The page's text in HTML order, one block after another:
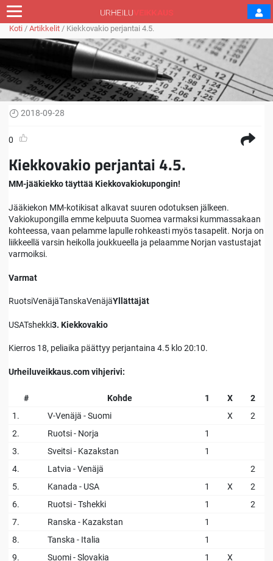
Koti / Artikkelit / Kiekkovakio perjantai 4.5.
2018-09-28
0
Kiekkovakio perjantai 4.5.
MM-jääkiekko täyttää Kiekkovakiokupongin!
Jääkiekon MM-kotikisat alkavat suuren odotuksen jälkeen.
Vakiokupongilla emme kelpuuta Suomea varmaksi kummassakaan
kohteessa, vaan pelamme lapulle rohkeasti myös tasapelit. Norja on
liikkeellä varsin heikolla joukkueella ja pelaamme Norjan vastustajat
varmoiksi.
Varmat
RuotsiVenäjäTanskaVenäjäYllättäjät
USATshekki3. Kiekkovakio
Kierros 18, peliaika päättyy perjantaina 4.5 klo 20:10.
Urheiluveikkaus.com vihjerivi:
# Kohde 1 X
2
1.
V-Venäjä - Suomi X
2
2.
Ruotsi - Norja
1
3.
Sveitsi - Kazakstan
1
4.
Latvia - Venäjä
2
5.
Kanada - USA 1 X
2
6.
Ruotsi - Tshekki 1
2
7.
Ranska - Kazakstan
1
8.
Tanska - Italia
1
9.
Suomi - Slovakia 1
X